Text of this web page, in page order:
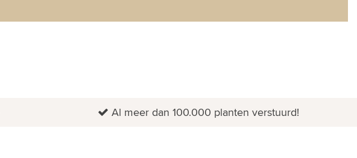
Al meer dan 100.000 planten verstuurd!